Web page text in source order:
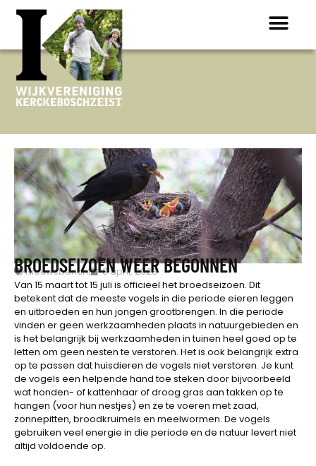
BROEDSEIZOEN WEER BEGONNEN
Nieuwsbericht
8 april, 2023
Van 15 maart tot 15 juli is officieel het broedseizoen. Dit
betekent dat de meeste vogels in die periode eieren leggen
en uitbroeden en hun jongen grootbrengen. In die periode
vinden er geen werkzaamheden plaats in natuurgebieden en
is het belangrijk bij werkzaamheden in tuinen heel goed op te
letten om geen nesten te verstoren. Het is ook belangrijk extra
op te passen dat huisdieren de vogels niet verstoren. Je kunt
de vogels een helpende hand toe steken door bijvoorbeeld
wat honden- of kattenhaar of droog gras aan takken op te
hangen (voor hun nestjes) en ze te voeren met zaad,
zonnepitten, broodkruimels en meelwormen. De vogels
gebruiken veel energie in die periode en de natuur levert niet
altijd voldoende op.